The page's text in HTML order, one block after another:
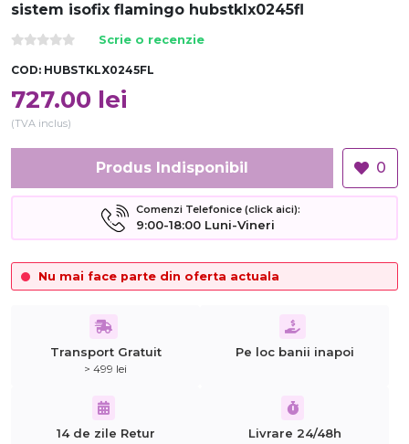
sistem isofix flamingo hubstklx0245fl
Scrie o recenzie
COD: HUBSTKLX0245FL
727.00 lei
(TVA inclus)
Produs Indisponibil 0
Comenzi Telefonice (click aici):
9:00-18:00 Luni-Vineri
Nu mai face parte din oferta actuala
Transport Gratuit
> 499 lei
Pe loc banii inapoi
14 de zile Retur Livrare 24/48h